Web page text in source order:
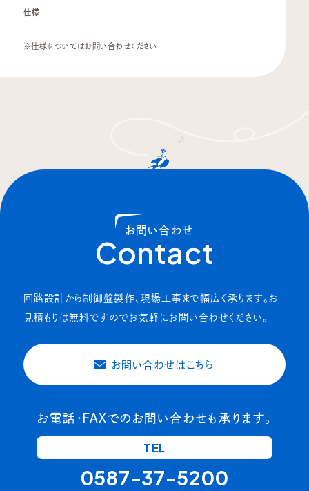
仕様
※仕様についてはお問い合わせください
お問い合わせ
回路設計から制御盤製作、現場工事まで幅広く承ります。お
見積もりは無料ですのでお気軽にお問い合わせください。
お問い合わせはこちら
お電話・FAXでのお問い合わせも承ります。
TEL
0587-37-5200